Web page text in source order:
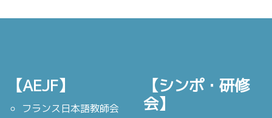
【AEJF】
フランス日本語教師会
【シンポ・研修
会】